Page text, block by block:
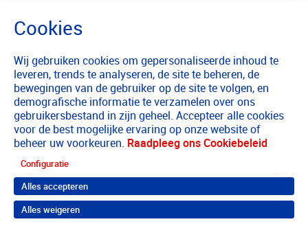
Wij gebruiken cookies om gepersonaliseerde inhoud te
leveren, trends te analyseren, de site te beheren, de
bewegingen van de gebruiker op de site te volgen, en
demografische informatie te verzamelen over ons
gebruikersbestand in zijn geheel. Accepteer alle cookies
voor de best mogelijke ervaring op onze website of
beheer uw voorkeuren. Raadpleeg ons Cookiebeleid
Configuratie
Alles accepteren
Alles weigeren